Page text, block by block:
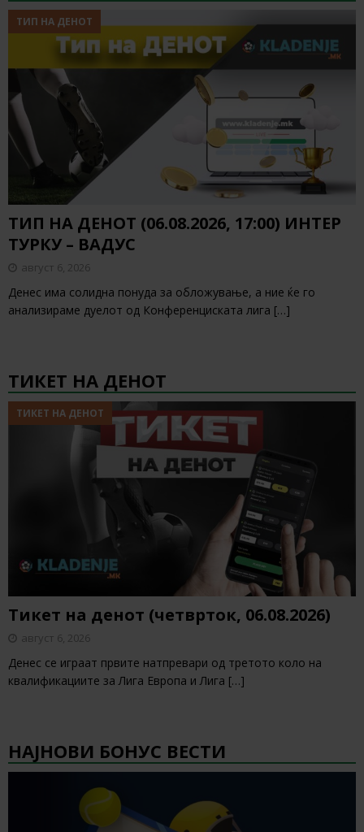
ТИП НА ДЕНОТ
ТИП НА ДЕНОТ (06.08.2026, 17:00) ИНТЕР
ТУРКУ – ВАДУС
август 6, 2026
Денес има солидна понуда за обложување, а ние ќе го
анализираме дуелот од Конференциската лига […]
ТИКЕТ НА ДЕНОТ
ТИКЕТ НА ДЕНОТ
Тикет на денот (четврток, 06.08.2026)
август 6, 2026
Денес се играат првите натпревари од третото коло на
квалификациите за Лига Европа и Лига […]
НАЈНОВИ БОНУС ВЕСТИ